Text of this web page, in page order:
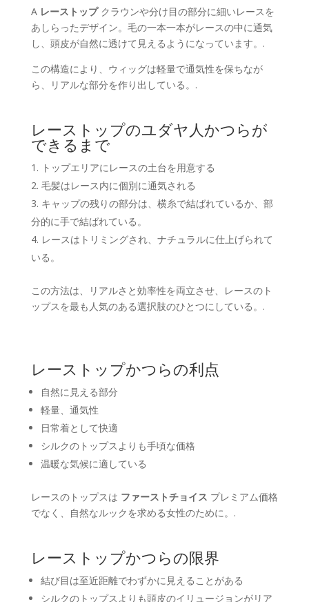
A レーストップクラウンや分け目の部分に細いレースを
あしらったデザイン。毛の一本一本がレースの中に通気
し、頭皮が自然に透けて見えるようになっています。.
この構造により、ウィッグは軽量で通気性を保ちなが
ら、リアルな部分を作り出している。.
レーストップのユダヤ人かつらが
できるまで
トップエリアにレースの土台を用意する
毛髪はレース内に個別に通気される
キャップの残りの部分は、横糸で結ばれているか、部
分的に手で結ばれている。
レースはトリミングされ、ナチュラルに仕上げられて
いる。
この方法は、リアルさと効率性を両立させ、レースのト
ップスを最も人気のある選択肢のひとつにしている。.
レーストップかつらの利点
自然に見える部分
軽量、通気性
日常着として快適
シルクのトップスよりも手頃な価格
温暖な気候に適している
レースのトップスは ファーストチョイス プレミアム価格
でなく、自然なルックを求める女性のために。.
レーストップかつらの限界
結び目は至近距離でわずかに見えることがある
シルクのトップスよりも頭皮のイリュージョンがリア